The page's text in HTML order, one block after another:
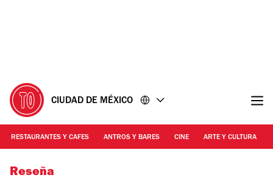
CIUDAD DE MÉXICO
RESTAURANTES Y CAFES ANTROS Y BARES CINE ARTE Y CULTURA
Foto: Bernardo Robredo
Reseña